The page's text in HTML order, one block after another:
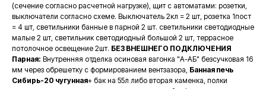
(сечение согласно расчетной нагрузке), щит с автоматами: розетки,
выключатели согласно схеме. Выключатель 2кл = 2 шт, розетка 1пост
= 4 шт, светильники банные в парной 2 шт. светильники светодиодные
малые 2 шт, светильник светодиодный большой 2 шт, террасное
потолочное освещение 2шт. БЕЗ ВНЕШНЕГО ПОДКЛЮЧЕНИЯ
Парная: Внутренняя отделка осиновая вагонка "А-АБ" безсучковая 16
мм через обрешетку с формированием вентзазора, Банная печь
Сибирь-20 чугунная+ бак на 55л либо вторая каменка, полки